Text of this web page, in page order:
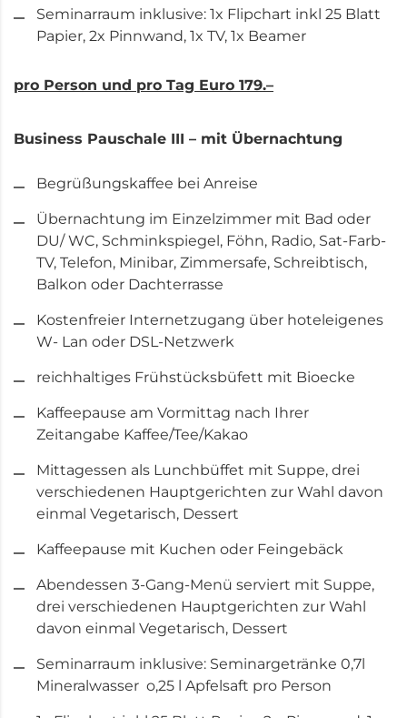
Seminarraum inklusive: 1x Flipchart inkl 25 Blatt
Papier, 2x Pinnwand, 1x TV, 1x Beamer
pro Person und pro Tag Euro 179.–
Business Pauschale III – mit Übernachtung
Begrüßungskaffee bei Anreise
Übernachtung im Einzelzimmer mit Bad oder
DU/ WC, Schminkspiegel, Föhn, Radio, Sat-Farb-
TV, Telefon, Minibar, Zimmersafe, Schreibtisch,
Balkon oder Dachterrasse
Kostenfreier Internetzugang über hoteleigenes
W- Lan oder DSL-Netzwerk
reichhaltiges Frühstücksbüfett mit Bioecke
Kaffeepause am Vormittag nach Ihrer
Zeitangabe Kaffee/Tee/Kakao
Mittagessen als Lunchbüffet mit Suppe, drei
verschiedenen Hauptgerichten zur Wahl davon
einmal Vegetarisch, Dessert
Kaffeepause mit Kuchen oder Feingebäck
Abendessen 3-Gang-Menü serviert mit Suppe,
drei verschiedenen Hauptgerichten zur Wahl
davon einmal Vegetarisch, Dessert
Seminarraum inklusive: Seminargetränke 0,7l
Mineralwasser o,25 l Apfelsaft pro Person